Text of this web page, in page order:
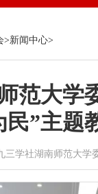
>新闻中心>
范大学
民”主题
学社湖南师范大学